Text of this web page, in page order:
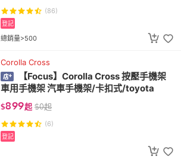
(86)
總銷量>500
登記
Corolla Cross
【Focus】Corolla Cross 按壓手機架
車用手機架 汽車手機架/卡扣式/toyota
$899起 $0起
(6)
登記